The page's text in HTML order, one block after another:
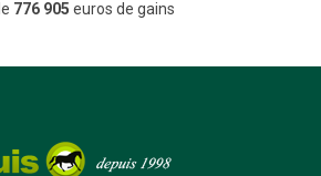
776 905 euros de gains